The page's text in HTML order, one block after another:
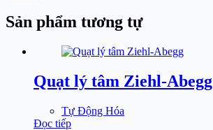
Sản phẩm tương tự
Quạt lý tâm Ziehl-Abegg
Tự Động Hóa
Đọc tiếp